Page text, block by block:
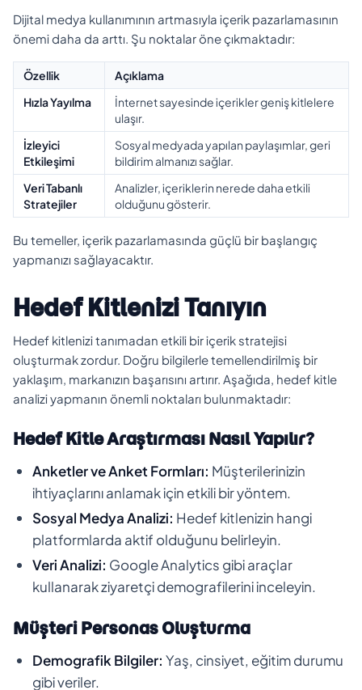
Dijital medya kullanımının artmasıyla içerik pazarlamasının
önemi daha da arttı. Şu noktalar öne çıkmaktadır:
Özellik
Açıklama
Hızla Yayılma
İnternet sayesinde içerikler geniş kitlelere
ulaşır.
İzleyici
Etkileşimi
Sosyal medyada yapılan paylaşımlar, geri
bildirim almanızı sağlar.
Veri Tabanlı
Stratejiler
Analizler, içeriklerin nerede daha etkili
olduğunu gösterir.
Bu temeller, içerik pazarlamasında güçlü bir başlangıç
yapmanızı sağlayacaktır.
Hedef Kitlenizi Tanıyın
Hedef kitlenizi tanımadan etkili bir içerik stratejisi
oluşturmak zordur. Doğru bilgilerle temellendirilmiş bir
yaklaşım, markanızın başarısını artırır. Aşağıda, hedef kitle
analizi yapmanın önemli noktaları bulunmaktadır:
Hedef Kitle Araştırması Nasıl Yapılır?
Anketler ve Anket Formları: Müşterilerinizin
ihtiyaçlarını anlamak için etkili bir yöntem.
Sosyal Medya Analizi: Hedef kitlenizin hangi
platformlarda aktif olduğunu belirleyin.
Veri Analizi: Google Analytics gibi araçlar
kullanarak ziyaretçi demografilerini inceleyin.
Müşteri Personas Oluşturma
Demografik Bilgiler: Yaş, cinsiyet, eğitim durumu
gibi veriler.